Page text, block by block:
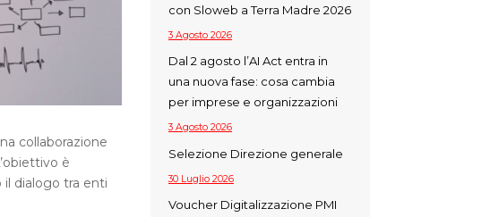
collaborazione
è
dialogo tra enti
con Sloweb a Terra Madre 2026
3 Agosto 2026
Dal 2 agosto l’AI Act entra in
una nuova fase: cosa cambia
per imprese e organizzazioni
3 Agosto 2026
Selezione Direzione generale
30 Luglio 2026
Voucher Digitalizzazione PMI